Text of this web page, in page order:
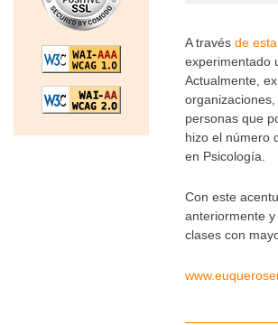
A través de esta
experimentado
Actualmente,
personas que
hizo el número
en Psicología.
Con este
anteriormente
clases con